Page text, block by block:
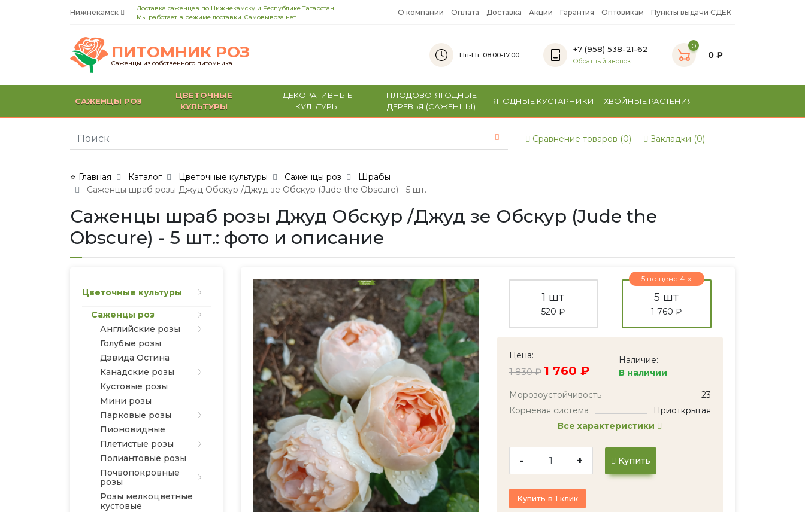
Нижнекамск
Доставка саженцев по Нижнекамску и Республике Татарстан
Мы работает в режиме доставки. Самовывоза нет.
О компании Оплата Доставка Акции Гарантия Оптовикам Пункты выдачи СДЕК
ПИТОМНИК РОЗ
Саженцы из собственного питомника
Пн-Пт: 08:00-17:00
+7 (958) 538-21-62
Обратный звонок
0
0 ₽
САЖЕНЦЫ РОЗ
ЦВЕТОЧНЫЕ
КУЛЬТУРЫ
ДЕКОРАТИВНЫЕ
КУЛЬТУРЫ
ПЛОДОВО-ЯГОДНЫЕ
ДЕРЕВЬЯ (САЖЕНЦЫ)
ЯГОДНЫЕ КУСТАРНИКИ ХВОЙНЫЕ РАСТЕНИЯ
Сравнение товаров (0) Закладки (0)
⭐ Главная Каталог Цветочные культуры Саженцы роз
Шрабы
Саженцы шраб розы Джуд Обскур /Джуд зе Обскур (Jude the Obscure) - 5 шт.
Саженцы шраб розы Джуд Обскур /Джуд зе Обскур (Jude the
Obscure) - 5 шт.: фото и описание
Цветочные культуры
Саженцы роз
Английские розы
Голубые розы
Дэвида Остина
Канадские розы
Кустовые розы
Мини розы
Парковые розы
Пионовидные
Плетистые розы
Полиантовые розы
Почвопокровные
розы
Розы мелкоцветные
кустовые
1 шт
520 ₽
5 по цене 4-х
5 шт
1 760 ₽
Цена:
1 830 ₽ 1 760 ₽
Наличие:
В наличии
Морозоустойчивость
-23
Корневая система
Приоткрытая
Все характеристики
- + Купить
Купить в 1 клик